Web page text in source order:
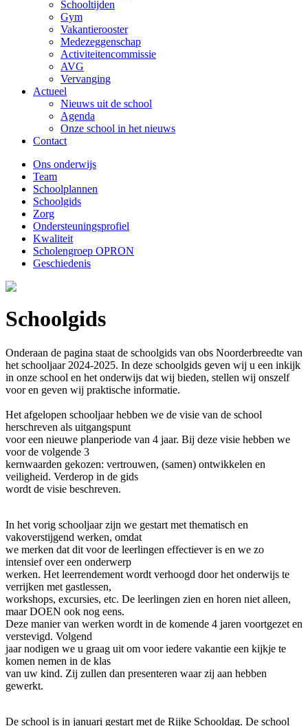
Schooltijden
Gym
Vakantierooster
Medezeggenschap
Activiteitencommissie
AVG
Vervanging
Actueel
Nieuws uit de school
Agenda
Onze school in het nieuws
Contact
Ons onderwijs
Team
Schoolplannen
Schoolgids
Zorg
Ondersteuningsprofiel
Kwaliteit
Scholengroep OPRON
Geschiedenis
Schoolgids
Onderaan de pagina staat de schoolgids van obs Noorderbreedte van
het schooljaar 2024-2025. In deze schoolgids geven wij u een inkijk
in onze school en het onderwijs dat wij bieden, stellen wij onszelf
voor en geven wij praktische informatie.
Het afgelopen schooljaar hebben we de visie van de school
herschreven als uitgangspunt
voor een nieuwe planperiode van 4 jaar. Bij deze visie hebben we
voor de volgende 3
kernwaarden gekozen: vertrouwen, (samen) ontwikkelen en
veiligheid. Verderop in de gids
wordt de visie beschreven.
In het vorig schooljaar zijn we gestart met thematisch en
vakoverstijgend werken, omdat
we merken dat dit voor de leerlingen effectiever is en we zo
intensief over een onderwerp
werken. Het leerrendement wordt verhoogd door het onderwijs te
verrijken met gastlessen,
workshops, excursies, etc. De leerlingen zien en horen niet alleen,
maar DOEN ook nog eens.
Deze manier van werken wordt in de komende 4 jaren voortgezet en
verstevigd. Volgend
jaar nodigen we u graag uit om voor iedere vakantie een kijkje te
komen nemen in de klas
van uw kind. Zij zullen dan presenteren waar zij aan hebben
gewerkt.
De school is in januari gestart met de Rijke Schooldag. De school